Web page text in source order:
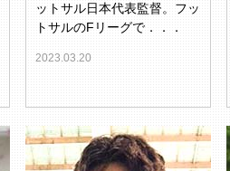
ットサル日本代表監督。フッ
トサルのFリーグで．．．
2023.03.20